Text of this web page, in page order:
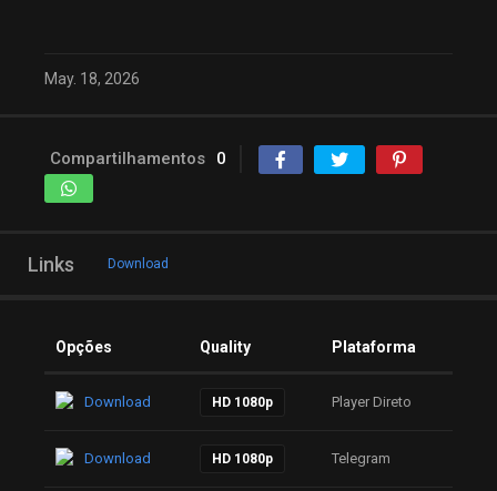
May. 18, 2026
Compartilhamentos 0
Links Download
Opções Quality Plataforma
Download HD 1080p Player Direto
Download HD 1080p Telegram